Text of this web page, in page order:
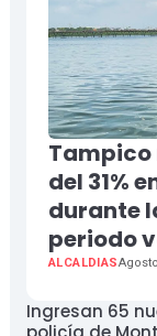
del 31%
durante
periodo
ALCALDIAS
Ingresan 65